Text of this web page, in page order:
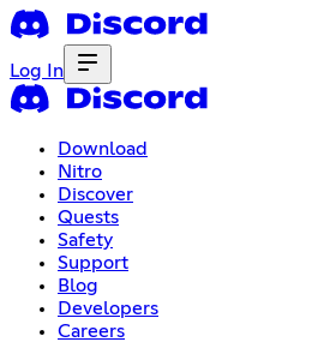
Log In
Download
Nitro
Discover
Quests
Safety
Support
Blog
Developers
Careers